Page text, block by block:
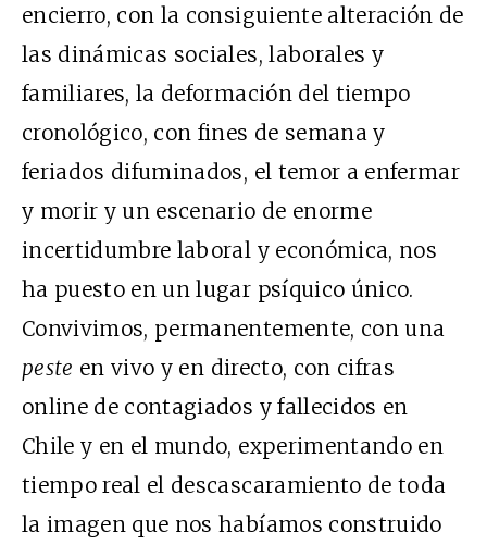
encierro, con la consiguiente alteración de
las dinámicas sociales, laborales y
familiares, la deformación del tiempo
cronológico, con fines de semana y
feriados difuminados, el temor a enfermar
y morir y un escenario de enorme
incertidumbre laboral y económica, nos
ha puesto en un lugar psíquico único.
Convivimos, permanentemente, con una
peste en vivo y en directo, con cifras
online de contagiados y fallecidos en
Chile y en el mundo, experimentando en
tiempo real el descascaramiento de toda
la imagen que nos habíamos construido